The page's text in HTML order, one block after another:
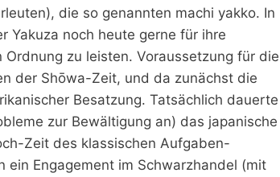
die so genannten machi yakko. In
Yakuza noch heute gerne für ihre
zu leisten. Voraussetzung für die
der Shōwa-Zeit, und da zunächst die
Besatzung. Tatsächlich dauerte
zur Bewältigung an) das japanische
Zeit des klassischen Aufgaben-
Engagement im Schwarzhandel (mit